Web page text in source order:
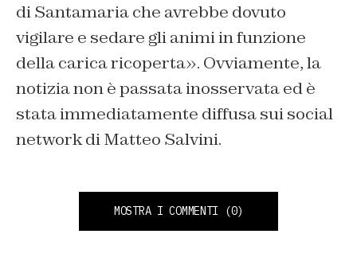
di Santamaria che avrebbe dovuto
vigilare e sedare gli animi in funzione
della carica ricoperta». Ovviamente, la
notizia non è passata inosservata ed è
stata immediatamente diffusa sui social
network di Matteo Salvini.
MOSTRA I COMMENTI (0)